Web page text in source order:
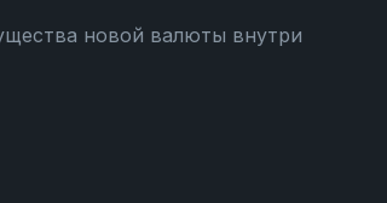
новой валюты внутри